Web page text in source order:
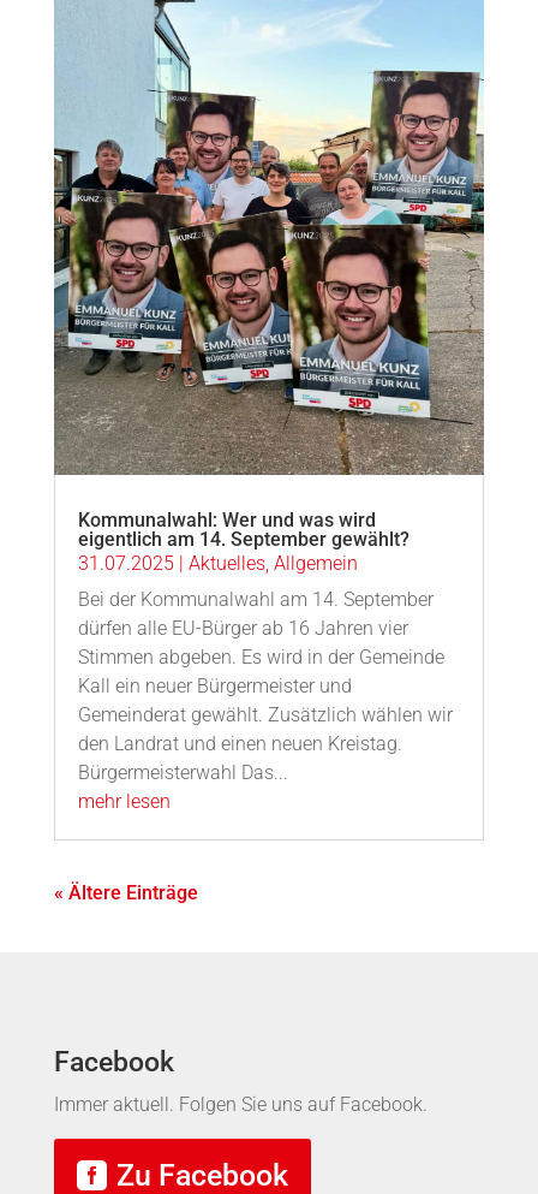
Kommunalwahl: Wer und was wird
eigentlich am 14. September gewählt?
31.07.2025| Aktuelles, Allgemein
Bei der Kommunalwahl am 14. September
dürfen alle EU-Bürger ab 16 Jahren vier
Stimmen abgeben. Es wird in der Gemeinde
Kall ein neuer Bürgermeister und
Gemeinderat gewählt. Zusätzlich wählen wir
den Landrat und einen neuen Kreistag.
Bürgermeisterwahl Das...
mehr lesen
« Ältere Einträge
Facebook
Immer aktuell. Folgen Sie uns auf Facebook.
Zu Facebook